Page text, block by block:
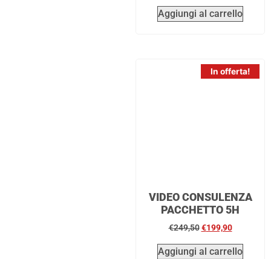
Aggiungi al carrello
In offerta!
VIDEO CONSULENZA
PACCHETTO 5H
€249,50 €199,90
Aggiungi al carrello